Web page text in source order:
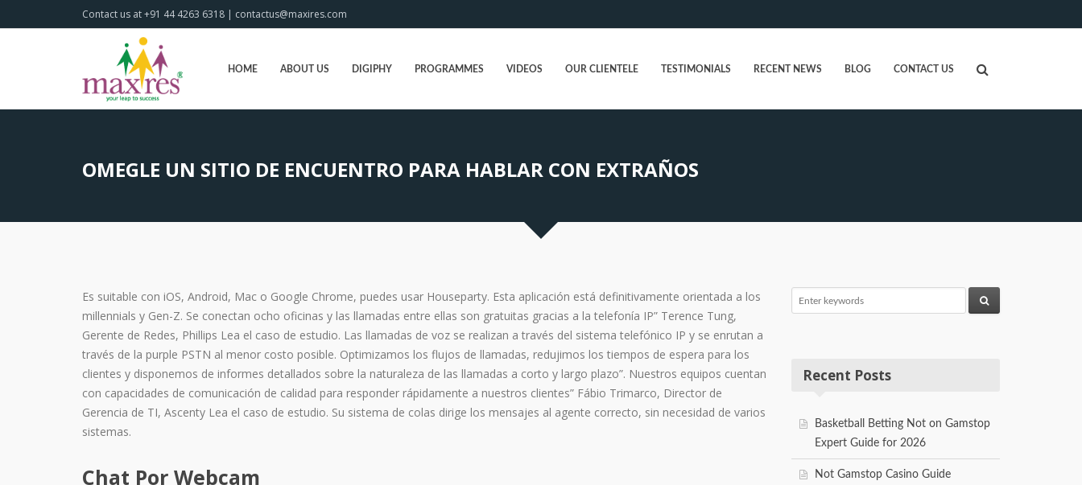
Contact us at +91 44 4263 6318 | contactus@maxires.com
HOME ABOUT US DIGIPHY PROGRAMMES VIDEOS OUR CLIENTELE TESTIMONIALS RECENT NEWS BLOG CONTACT US
OMEGLE UN SITIO DE ENCUENTRO PARA HABLAR CON EXTRAÑOS
Es suitable con iOS, Android, Mac o Google Chrome, puedes usar Houseparty. Esta aplicación está definitivamente orientada a los
millennials y Gen-Z. Se conectan ocho oficinas y las llamadas entre ellas son gratuitas gracias a la telefonía IP” Terence Tung,
Gerente de Redes, Phillips Lea el caso de estudio. Las llamadas de voz se realizan a través del sistema telefónico IP y se enrutan a
través de la purple PSTN al menor costo posible. Optimizamos los flujos de llamadas, redujimos los tiempos de espera para los
clientes y disponemos de informes detallados sobre la naturaleza de las llamadas a corto y largo plazo”. Nuestros equipos cuentan
con capacidades de comunicación de calidad para responder rápidamente a nuestros clientes” Fábio Trimarco, Director de
Gerencia de TI, Ascenty Lea el caso de estudio. Su sistema de colas dirige los mensajes al agente correcto, sin necesidad de varios
sistemas.
Chat Por Webcam
Recent Posts
Basketball Betting Not on Gamstop
Expert Guide for 2026
Not Gamstop Casino Guide